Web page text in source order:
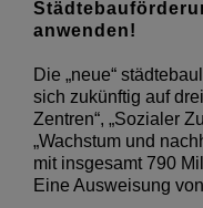
anwenden!
Die „neue“
sich zukünftig auf
Zentren“, „Sozialer
„Wachstum und
mit insgesamt 790
Eine Ausweisung